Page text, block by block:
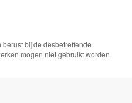
bij de desbetreffende
mogen niet gebruikt worden